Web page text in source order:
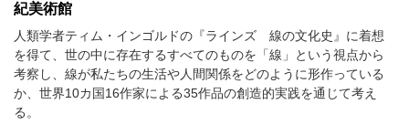
紀美術館
人類学者ティム・インゴルドの『ラインズ 線の文化史』に着想
を得て、世の中に存在するすべてのものを「線」という視点から
考察し、線が私たちの生活や人間関係をどのように形作っている
か、世界10カ国16作家による35作品の創造的実践を通じて考え
る。